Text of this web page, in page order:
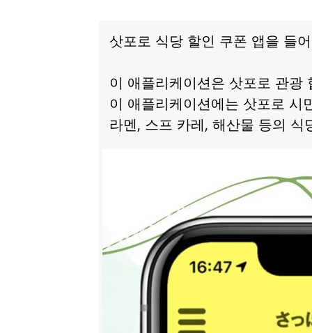
삿포로 식당 할인 쿠폰 앱을 들
이 애플리케이션은 삿포로 관광
이 애플리케이션에는 삿포로 시
라멘, 스프 카레, 해산물 등의